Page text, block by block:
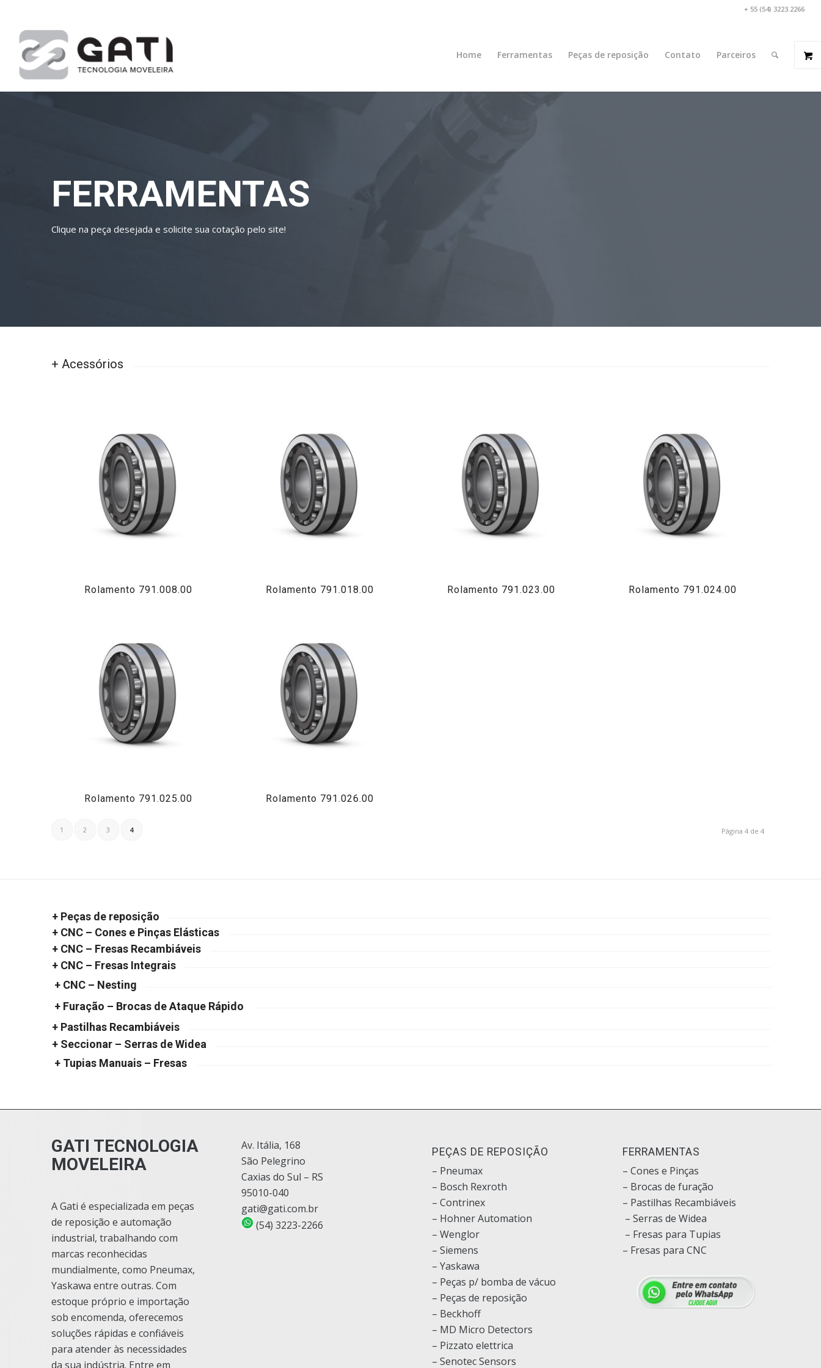
+ 55 (54) 3223.2266
Home Ferramentas Peças de reposição Contato Parceiros
FERRAMENTAS
Clique na peça desejada e solicite sua cotação pelo site!
+ Acessórios
Rolamento 791.008.00 Rolamento 791.018.00 Rolamento 791.023.00 Rolamento 791.024.00
Rolamento 791.025.00 Rolamento 791.026.00
Página 4 de 4
1 2 3 4
+ Peças de reposição
+ CNC – Cones e Pinças Elásticas
+ CNC – Fresas Recambiáveis
+ CNC – Fresas Integrais
+ CNC – Nesting
+ Furação – Brocas de Ataque Rápido
+ Pastilhas Recambiáveis
+ Seccionar – Serras de Widea
+ Tupias Manuais – Fresas
GATI TECNOLOGIA
MOVELEIRA
A Gati é especializada em peças
de reposição e automação
industrial, trabalhando com
marcas reconhecidas
mundialmente, como Pneumax,
Yaskawa entre outras. Com
estoque próprio e importação
sob encomenda, oferecemos
soluções rápidas e confiáveis
para atender às necessidades
da sua indústria. Entre em
Av. Itália, 168
São Pelegrino
Caxias do Sul – RS
95010-040
gati@gati.com.br
(54) 3223-2266
PEÇAS DE REPOSIÇÃO
– Pneumax
– Bosch Rexroth
–Contrinex
– Hohner Automation
– Wenglor
– Siemens
–Yaskawa
– Peças p/ bomba de vácuo
– Peças de reposição
– Beckhoff
– MD Micro Detectors
– Pizzato elettrica
– Senotec Sensors
FERRAMENTAS
– Cones e Pinças
– Brocas de furação
– Pastilhas Recambiáveis
– Serras de Widea
– Fresas para Tupias
– Fresas para CNC